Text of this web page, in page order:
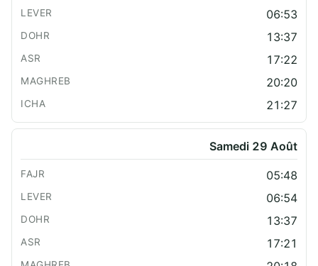
06:53
13:37
17:22
20:20
21:27
Samedi 29 Août
05:48
06:54
13:37
17:21